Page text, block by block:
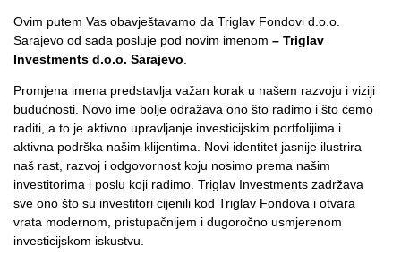
Ovim putem Vas obavještavamo da Triglav Fondovi d.o.o.
Sarajevo od sada posluje pod novim imenom – Triglav
Investments d.o.o. Sarajevo
Promjena imena predstavlja važan korak u našem razvoju i viziji
budućnosti. Novo ime bolje odražava ono što radimo i što ćemo
raditi, a to je aktivno upravljanje investicijskim portfolijima i
aktivna podrška našim klijentima. Novi identitet jasnije ilustrira
naš rast, razvoj i odgovornost koju nosimo prema našim
investitorima i poslu koji radimo. Triglav Investments zadržava
sve ono što su investitori cijenili kod Triglav Fondova i otvara
vrata modernom, pristupačnijem i dugoročno usmjerenom
investicijskom iskustvu.